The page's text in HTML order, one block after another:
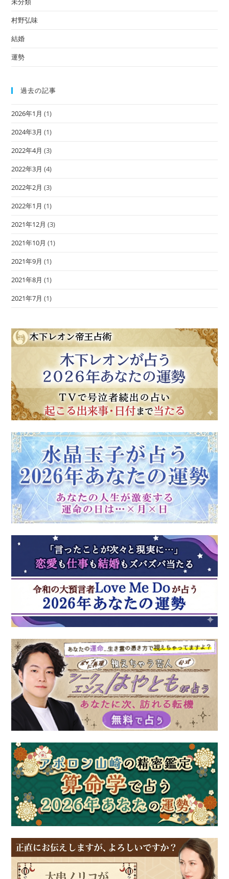
村野弘味
結婚
運勢
過去の記事
2026年1月 (1)
2024年3月 (1)
2022年4月 (3)
2022年3月 (4)
2022年2月 (3)
2022年1月 (1)
2021年12月 (3)
2021年10月 (1)
2021年9月 (1)
2021年8月 (1)
2021年7月 (1)